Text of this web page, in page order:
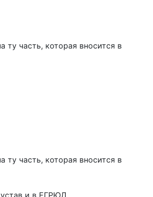
часть, которая вносится в
часть, которая вносится в
и в ЕГРЮЛ